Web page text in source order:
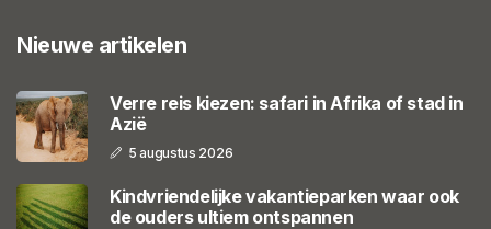
Nieuwe artikelen
Verre reis kiezen: safari in Afrika of stad in
Azië
5 augustus 2026
Kindvriendelijke vakantieparken waar ook
de ouders ultiem ontspannen